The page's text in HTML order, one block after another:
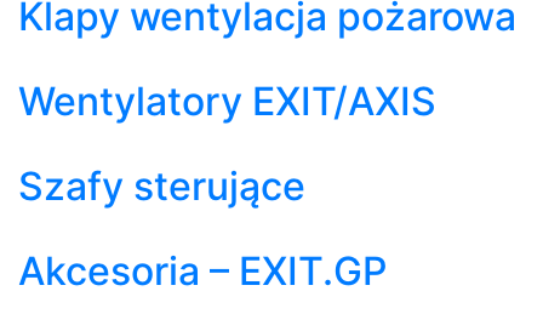
Klapy wentylacja pożarowa
Wentylatory EXIT/AXIS
Szafy sterujące
Akcesoria – EXIT.GP